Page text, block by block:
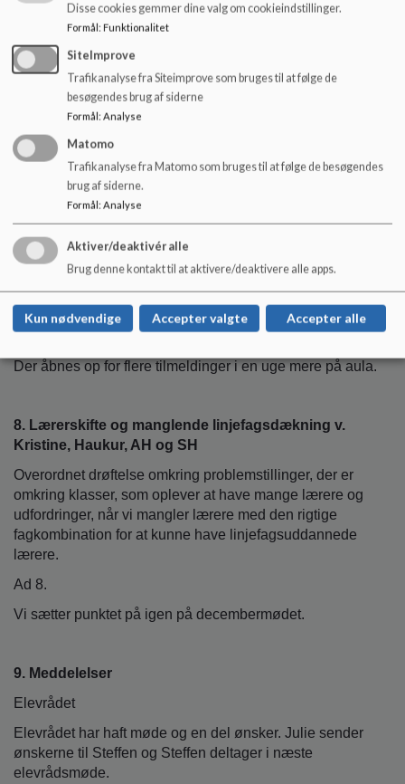
udsættes til mødet i december.
Vi skal udarbejde princip for meddelelsesbogen. Dette
princip inddrages medarbejderne i også. På
decembermødet laver ledelsen en præsentation af
7. Status fra arbejdsgruppe vedr. forældremøde d.17.
november v. arbejdsgruppen
AD 7:
Der er d.d. meldt 55 til arrangementet. Arrangementet
mødet.
Rådmand Morten Thiessen er booket.
Der åbnes op for flere tilmeldinger i en uge mere på aula.
8. Lærerskifte og manglende linjefagsdækning v.
Kristine, Haukur, AH og SH
Overordnet drøftelse omkring problemstillinger, der er
omkring klasser, som oplever at have mange lærere og
udfordringer, når vi mangler lærere med den rigtige
fagkombination for at kunne have linjefagsuddannede
lærere.
Ad 8.
Vi sætter punktet på igen på decembermødet.
9. Meddelelser
Elevrådet
Elevrådet har haft møde og en del ønsker. Julie sender
ønskerne til Steffen og Steffen deltager i næste
elevrådsmøde.
Disse cookies gemmer dine valg om cookieindstillinger.
Formål: Funktionalitet
SiteImprove
Trafikanalyse fra Siteimprove som bruges til at følge de
besøgendes brug af siderne
Formål: Analyse
Matomo
Trafikanalyse fra Matomo som bruges til at følge de besøgendes
brug af siderne.
Formål: Analyse
Aktiver/deaktivér alle
Brug denne kontakt til at aktivere/deaktivere alle apps.
Kun nødvendige Accepter valgte Accepter alle